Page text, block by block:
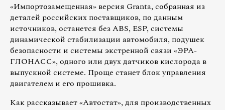
«Импортозамещенная» версия Granta, собранная из
деталей российских поставщиков, по данным
источников, останется без ABS, ESP, системы
динамической стабилизации автомобиля, подушек
безопасности и системы экстренной связи «ЭРА-
ГЛОНАСС», одного или двух датчиков кислорода в
выпускной системе. Проще станет блок управления
двигателем и его прошивка.
Как рассказывает «Автостат», для производственных